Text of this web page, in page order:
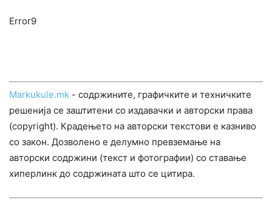
Error9
Markukule.mk - содржините, графичките и техничките
решенија се заштитени со издавачки и авторски права
(copyright). Крадењето на авторски текстови е казниво
со закон. Дозволено е делумно превземање на
авторски содржини (текст и фотографии) со ставање
хиперлинк до содржината што се цитира.